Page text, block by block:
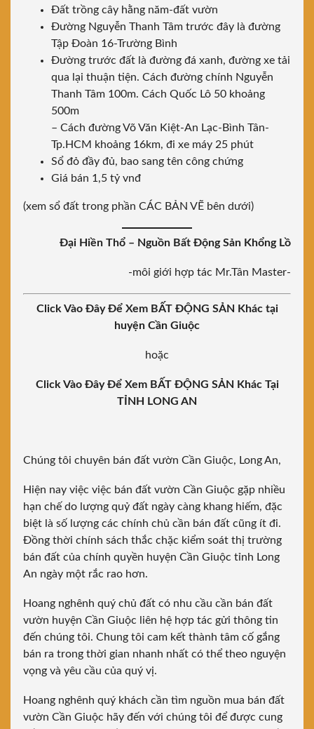
Đất trồng cây hằng năm-đất vườn
Đường Nguyễn Thanh Tâm trước đây là đường
Tập Đoàn 16-Trường Bình
Đường trước đất là đường đá xanh, đường xe tải
qua lại thuận tiện. Cách đường chính Nguyễn
Thanh Tâm 100m. Cách Quốc Lô 50 khoảng
500m
– Cách đường Võ Văn Kiệt-An Lạc-Bình Tân-
Tp.HCM khoảng 16km, đi xe máy 25 phút
Sổ đỏ đầy đủ, bao sang tên công chứng
Giá bán 1,5 tỷ vnđ
(xem sổ đất trong phần CÁC BẢN VẼ bên dưới)
Đại Hiền Thổ – Nguồn Bất Động Sản Khổng Lồ
-môi giới hợp tác Mr.Tân Master-
Click Vào Đây Để Xem BẤT ĐỘNG SẢN Khác tại
huyện Cần Giuộc
hoặc
Click Vào Đây Để Xem BẤT ĐỘNG SẢN Khác Tại
TỈNH LONG AN
Chúng tôi chuyên bán đất vườn Cần Giuộc, Long An,
Hiện nay việc việc bán đất vườn Cần Giuộc gặp nhiều
hạn chế do lượng quỷ đất ngày càng khang hiếm, đặc
biệt là số lượng các chính chủ cần bán đất cũng ít đi.
Đồng thời chính sách thắc chặc kiểm soát thị trường
bán đất của chính quyền huyện Cần Giuộc tỉnh Long
An ngày một rắc rao hơn.
Hoang nghênh quý chủ đất có nhu cầu cần bán đất
vườn huyện Cần Giuộc liên hệ hợp tác gửi thông tin
đến chúng tôi. Chung tôi cam kết thành tâm cố gắng
bán ra trong thời gian nhanh nhất có thể theo nguyện
vọng và yêu cầu của quý vị.
Hoang nghênh quý khách cần tìm nguồn mua bán đất
vườn Cần Giuộc hãy đến với chúng tôi để được cung